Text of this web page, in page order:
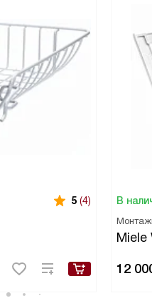
5 (4) В
Miele
12